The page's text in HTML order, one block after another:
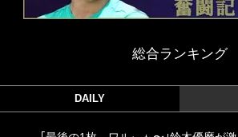
総合ランキング
DAILY